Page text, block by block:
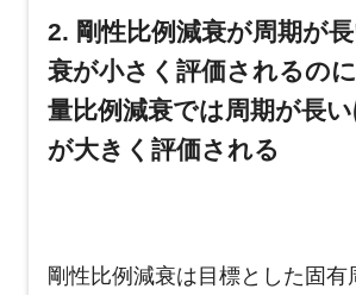
2. 剛性比例減衰が周期が
衰が小さく評価されるの
量比例減衰では周期が長
が大きく評価される
剛性比例減衰は目標とした固有